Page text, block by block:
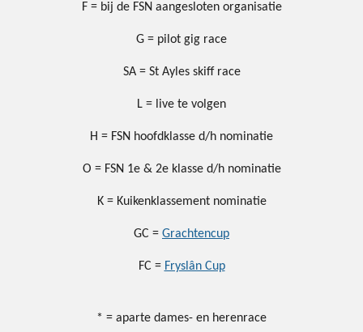
F = bij de FSN aangesloten organisatie
G = pilot gig race
SA = St Ayles skiff race
L = live te volgen
H = FSN hoofdklasse d/h nominatie
O = FSN 1e & 2e klasse d/h nominatie
K = Kuikenklassement nominatie
GC = Grachtencup
FC = Fryslân Cup
* = aparte dames- en herenrace